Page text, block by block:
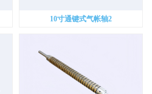
10寸通键式气帐轴2